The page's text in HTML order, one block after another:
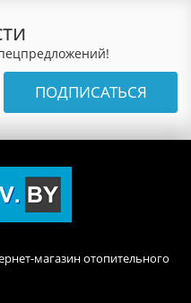
ПОДПИСАТЬСЯ
магазин отопительного